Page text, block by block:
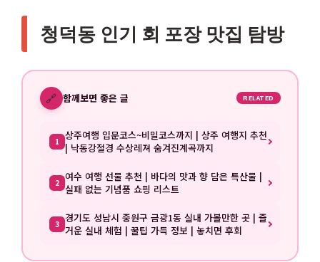
청덕동 인기 회 포장 맛집 탐방
🔗 함께보면 좋은 글 RELATED
1 상주여행 입문코스~비밀코스까지 | 상주 여행지 추천
| 낙동강절경 수상레져 숨겨진계곡까지
2 여수 여행 선물 추천 | 바다의 맛과 향 담은 특산물 |
실패 없는 기념품 쇼핑 리스트
3 경기도 성남시 중원구 금광1동 실내 가볼만한 곳 | 즐
거운 실내 체험 | 꿀팁 가득 정보 | 놓치면 후회